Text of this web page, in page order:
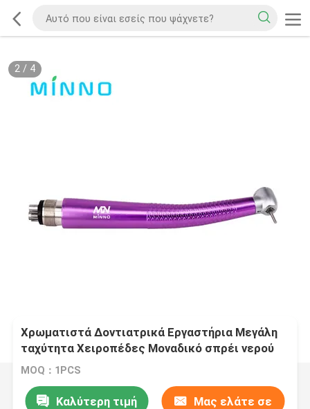
2/ 4
Χρωματιστά Δοντιατρικά Εργαστήρια Μεγάλη
ταχύτητα Χειροπέδες Μοναδικό σπρέι νερού
Οδοντιατρικά εργαλεία
MOQ：1PCS
Καλύτερη τιμή Μας ελάτε σε